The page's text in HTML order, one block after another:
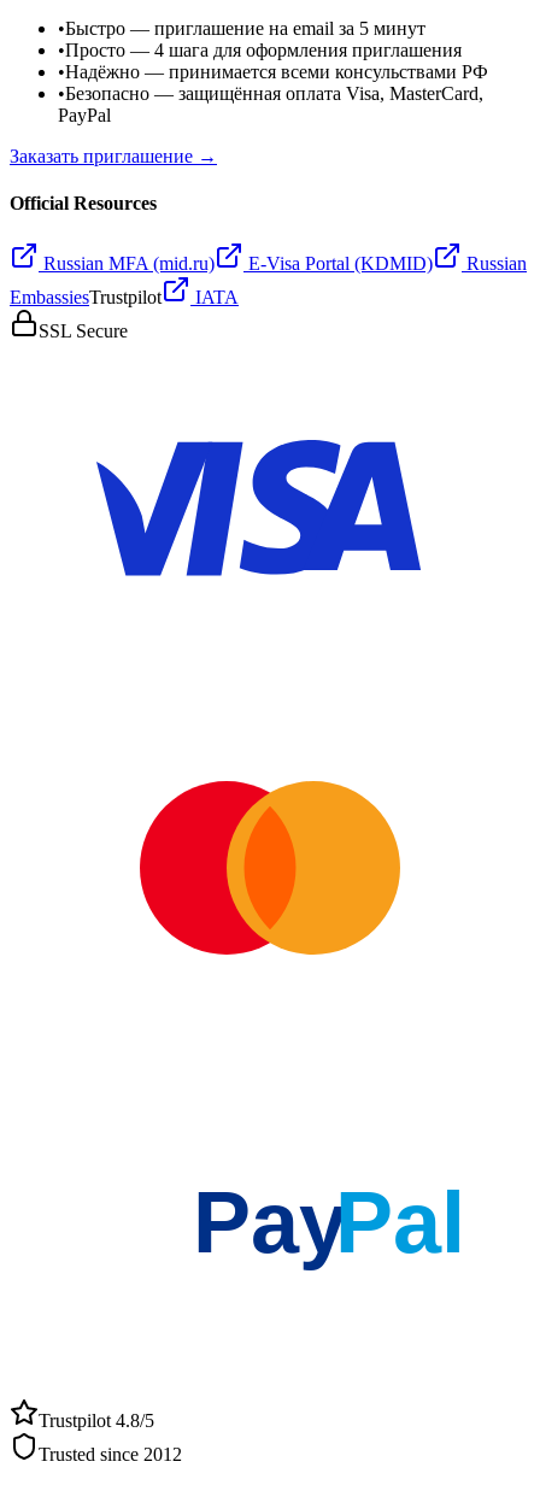
•Быстро — приглашение на email за 5 минут
•Просто — 4 шага для оформления приглашения
•Надёжно — принимается всеми консульствами РФ
•Безопасно — защищённая оплата Visa, MasterCard,
PayPal
Заказать приглашение →
Official Resources
Russian MFA (mid.ru) E-Visa Portal (KDMID)
Russian
EmbassiesTrustpilot
IATA
SSL Secure
PayPal
Trustpilot 4.8/5
Trusted since 2012